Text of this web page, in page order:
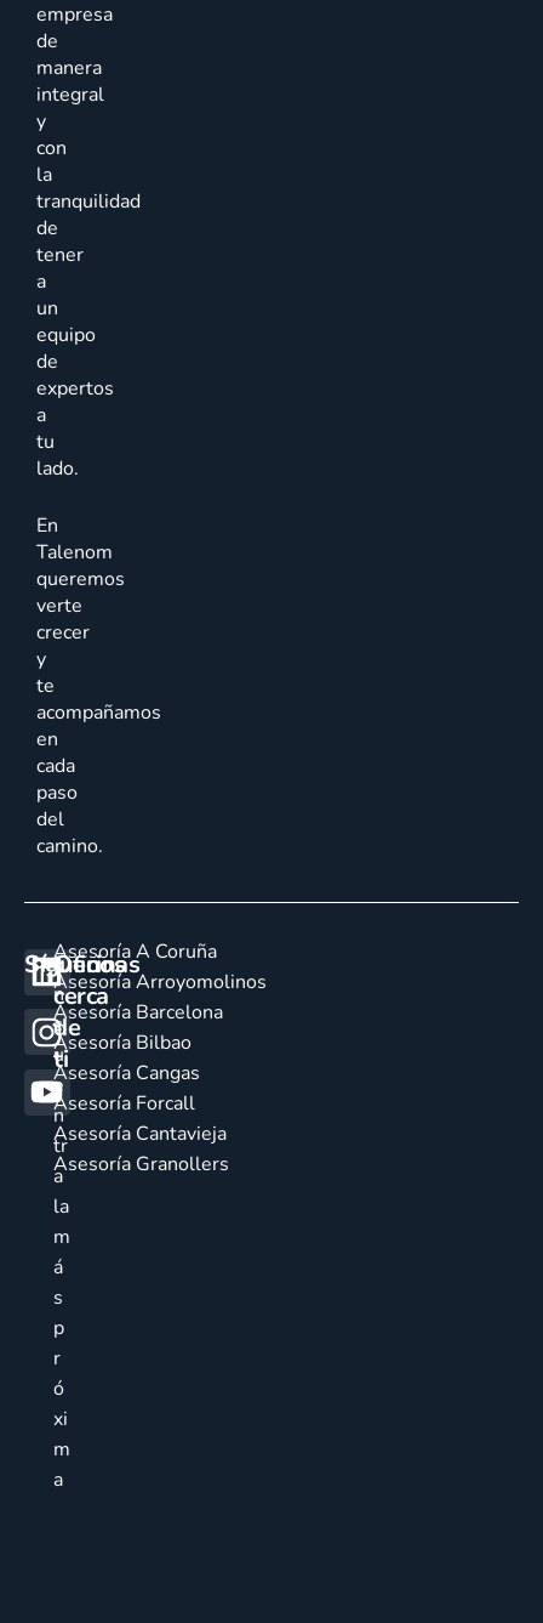
empresa
de
manera
integral
y
con
la
tranquilidad
de
tener
a
un
equipo
de
expertos
a
tu
lado.
En
Talenom
queremos
verte
crecer
y
te
acompañamos
en
cada
paso
del
camino.
Síguenos
Oficinas
cerca
de
ti
E
n
c
u
e
n
tr
a
la
m
á
s
p
r
ó
xi
m
a
Asesoría A Coruña
Asesoría Arroyomolinos
Asesoría Barcelona
Asesoría Bilbao
Asesoría Cangas
Asesoría Forcall
Asesoría Cantavieja
Asesoría Granollers